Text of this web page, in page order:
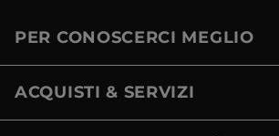
PER CONOSCERCI MEGLIO
ACQUISTI & SERVIZI